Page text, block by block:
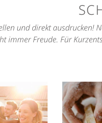
und direkt ausdrucken!
immer Freude. Für